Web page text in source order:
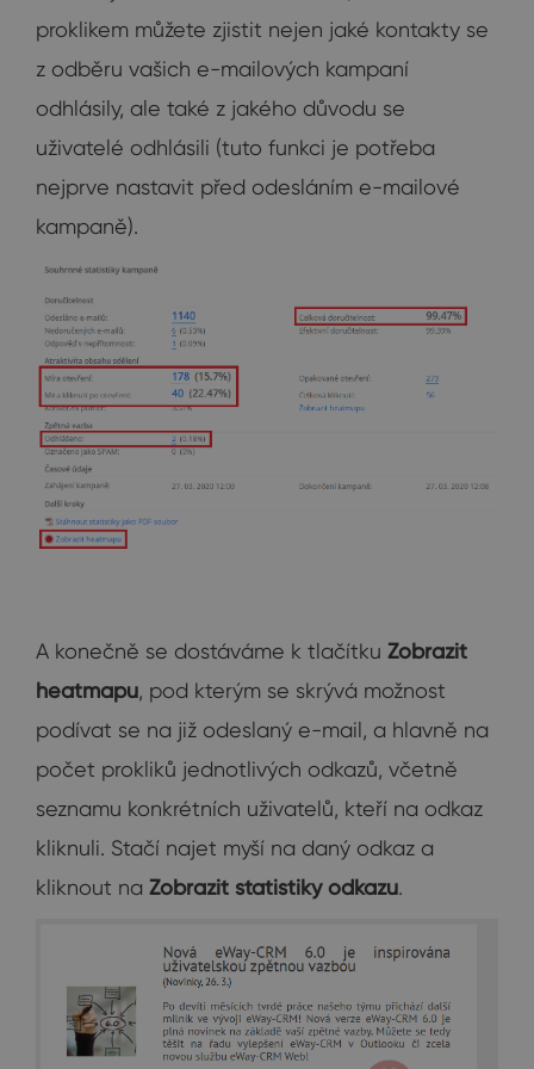
proklikem můžete zjistit nejen jaké kontakty se
z odběru vašich e-mailových kampaní
odhlásily, ale také z jakého důvodu se
uživatelé odhlásili (tuto funkci je potřeba
nejprve nastavit před odesláním e-mailové
kampaně).
A konečně se dostáváme k tlačítku Zobrazit
heatmapu, pod kterým se skrývá možnost
podívat se na již odeslaný e-mail, a hlavně na
počet prokliků jednotlivých odkazů, včetně
seznamu konkrétních uživatelů, kteří na odkaz
kliknuli. Stačí najet myší na daný odkaz a
kliknout na Zobrazit statistiky odkazu.